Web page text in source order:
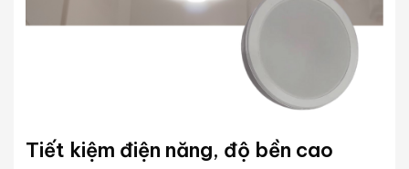
Tiết kiệm điện năng, độ bền cao